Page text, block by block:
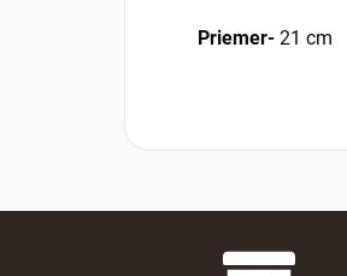
Priemer- 21 cm